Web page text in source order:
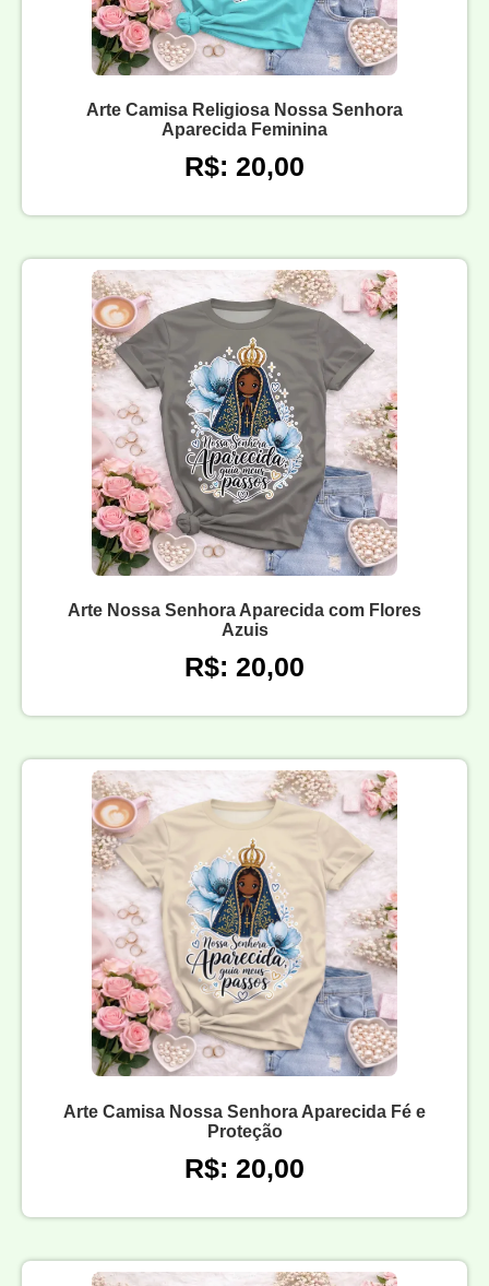
Arte Camisa Religiosa Nossa Senhora
Aparecida Feminina
R$: 20,00
Arte Nossa Senhora Aparecida com Flores
Azuis
R$: 20,00
Arte Camisa Nossa Senhora Aparecida Fé e
Proteção
R$: 20,00